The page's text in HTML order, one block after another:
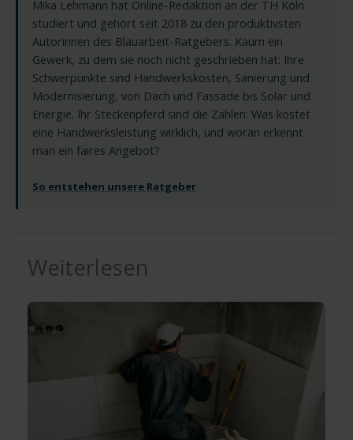
Mika Lehmann hat Online-Redaktion an der TH Köln
studiert und gehört seit 2018 zu den produktivsten
Autorinnen des Blauarbeit-Ratgebers. Kaum ein
Gewerk, zu dem sie noch nicht geschrieben hat: Ihre
Schwerpunkte sind Handwerkskosten, Sanierung und
Modernisierung, von Dach und Fassade bis Solar und
Energie. Ihr Steckenpferd sind die Zahlen: Was kostet
eine Handwerksleistung wirklich, und woran erkennt
man ein faires Angebot?
So entstehen unsere Ratgeber
Weiterlesen